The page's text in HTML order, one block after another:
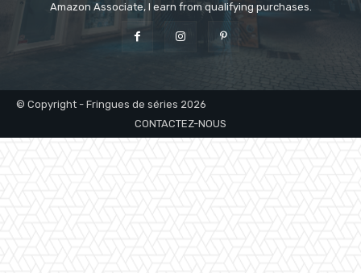
Amazon Associate, I earn from qualifying purchases.
© Copyright - Fringues de séries 2026
CONTACTEZ-NOUS